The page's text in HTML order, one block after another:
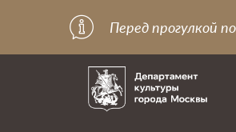
Перед прогулкой